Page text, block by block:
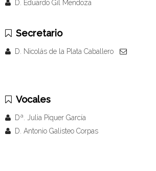
D. Eduardo Gil Mendoza
Secretario
D. Nicolás de la Plata Caballero
Vocales
Dª. Julia Piquer García
D. Antonio Galisteo Corpas